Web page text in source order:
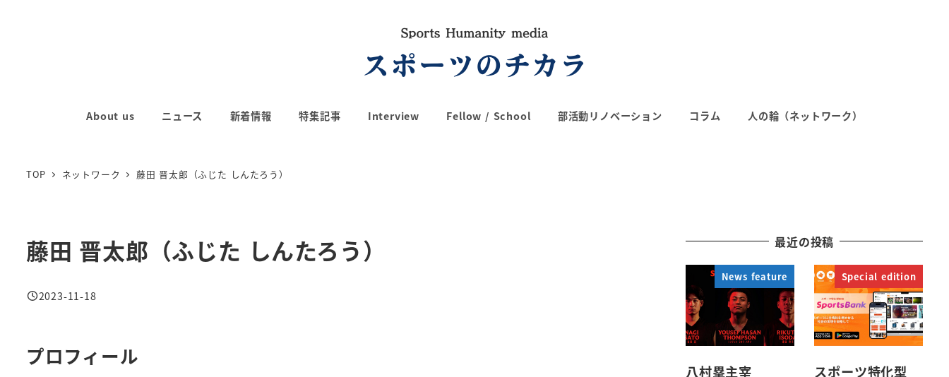
About us ニュース 新着情報 特集記事 Interview Fellow / School 部活動リノベーション コラム 人の輪（ネットワーク）
TOP ネットワーク 藤田 晋太郎（ふじた しんたろう）
藤田 晋太郎（ふじた しんたろう）
投稿日
2023-11-18
プロフィール
最近の投稿
News feature
八村塁主宰
Special edition
スポーツ特化型